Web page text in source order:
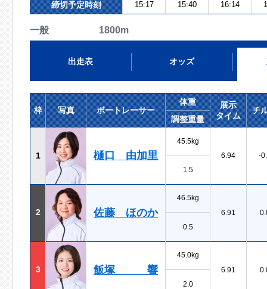
締切予定時刻 15:17 15:40 16:14
一般 1800m
出走表 オッズ
枠 写真 ボートレーサー
体重
展示
タイム
チ
調整重量
1 樋口 由加里
45.5kg
6.94
-
1.5
2 佐藤 ほのか
46.5kg
6.91
0.5
3 飯塚 響
45.0kg
6.91
2.0